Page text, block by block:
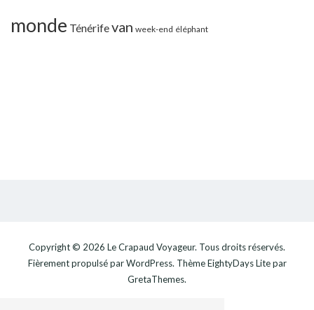
monde Ténérifevan week-end éléphant
Copyright © 2026 Le Crapaud Voyageur. Tous droits réservés.
Fièrement propulsé parWordPress. ThèmeEightyDays Litepar
GretaThemes.